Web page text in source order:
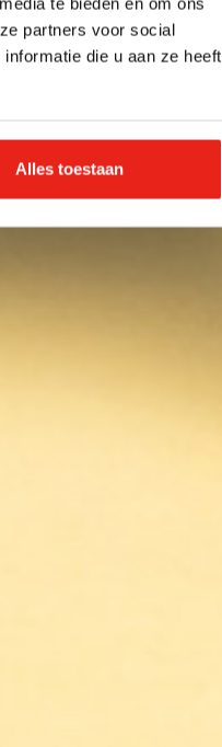
partners voor social
die u aan ze heeft
Alles toestaan